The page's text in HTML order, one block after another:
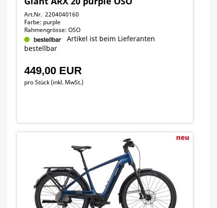
Art.Nr. 2204040160
Farbe: purple
Rahmengrösse: OSO
Artikel ist beim Lieferanten
bestellbar
449,00 EUR
pro Stück (inkl. MwSt.)